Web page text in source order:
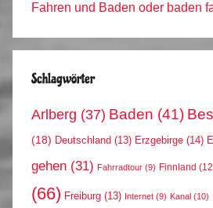
Fahren und Baden oder baden
Schlagwörter
Arlberg (37) Baden (41)
(18) Deutschland (13) Erzgebirge (14)
gehen (31) Fahrradtour (9) Finnland
(66) Freiburg (13) Internet (9) Kanal (10)